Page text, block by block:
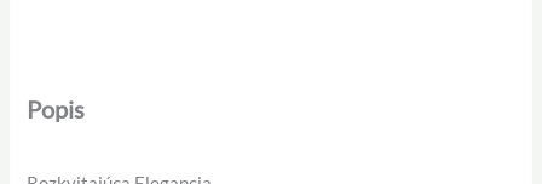
Popis